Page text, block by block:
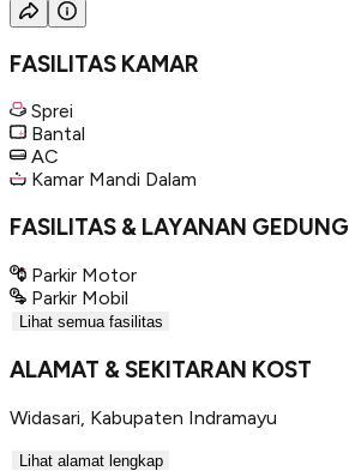
FASILITAS KAMAR
Sprei
Bantal
AC
Kamar Mandi Dalam
FASILITAS & LAYANAN GEDUNG
Parkir Motor
Parkir Mobil
Lihat semua fasilitas
ALAMAT & SEKITARAN KOST
Widasari Kabupaten Indramayu
Lihat alamat lengkap